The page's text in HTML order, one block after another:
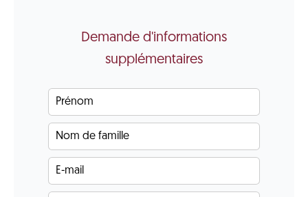
Demande d'informations
supplémentaires